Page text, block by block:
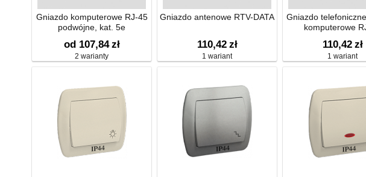
Gniazdo komputerowe RJ-45
podwójne, kat. 5e
od 107,84 zł
2 warianty
Gniazdo antenowe RTV-DATA
110,42 zł
1 wariant
Gniazdo
komputerowe
110,42 zł
1 wariant